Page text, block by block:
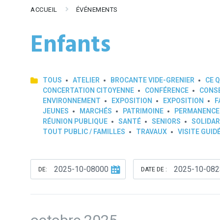
ACCUEIL ÉVÉNEMENTS
Enfants
TOUS ATELIER BROCANTE VIDE-GRENIER CE
CONCERTATION CITOYENNE
CONFÉRENCE
ENVIRONNEMENT
EXPOSITION EXPOSITION
JEUNES
MARCHÉS PATRIMOINE
RÉUNION PUBLIQUE
SANTÉ SENIORS
TOUT PUBLIC / FAMILLES
TRAVAUX VISITE
DE: DATE DE :